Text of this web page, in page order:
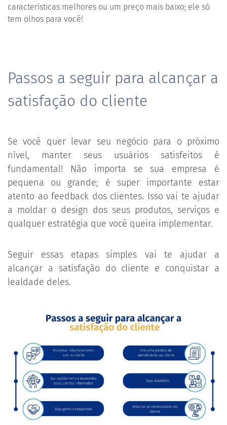
características melhores ou um preço mais baixo; ele só
tem olhos para você!
Passos a seguir para alcançar a
satisfação do cliente
Se você quer levar seu negócio para o próximo
nível, manter seus usuários satisfeitos é
fundamental! Não importa se sua empresa é
pequena ou grande; é super importante estar
atento ao feedback dos clientes. Isso vai te ajudar
a moldar o design dos seus produtos, serviços e
qualquer estratégia que você queira implementar.
Seguir essas etapas simples vai te ajudar a
alcançar a satisfação do cliente e conquistar a
lealdade deles.